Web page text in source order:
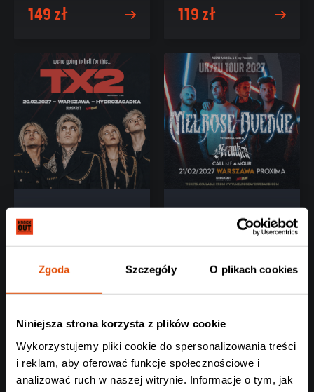
Zgoda Szczegóły O plikach cookies
Niniejsza strona korzysta z plików cookie
Wykorzystujemy pliki cookie do spersonalizowania treści
i reklam, aby oferować funkcje społecznościowe i
analizować ruch w naszej witrynie. Informacje o tym, jak
149 zł 119 zł
MELROSE
AVENUE